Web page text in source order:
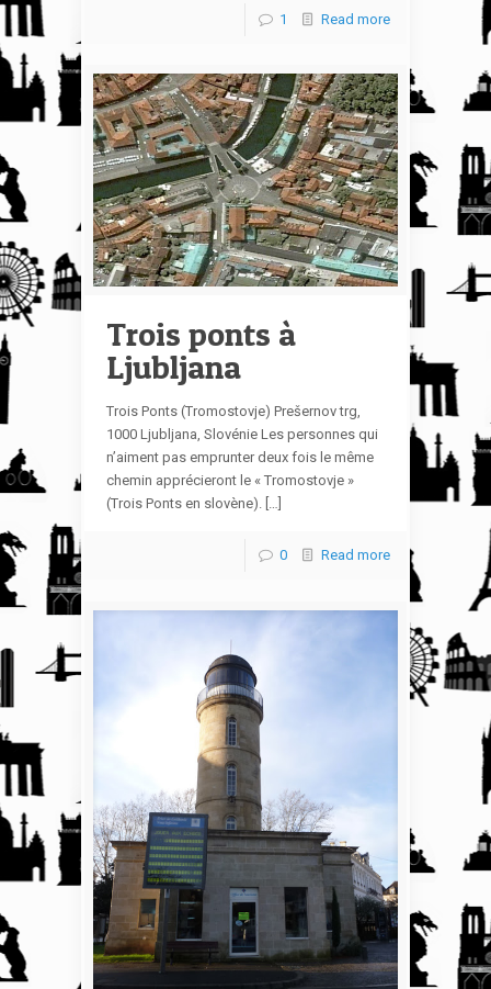
1 Read more
Trois ponts à
Ljubljana
Trois Ponts (Tromostovje) Prešernov trg,
1000 Ljubljana, Slovénie Les personnes qui
n’aiment pas emprunter deux fois le même
chemin apprécieront le « Tromostovje »
(Trois Ponts en slovène). […]
0 Read more